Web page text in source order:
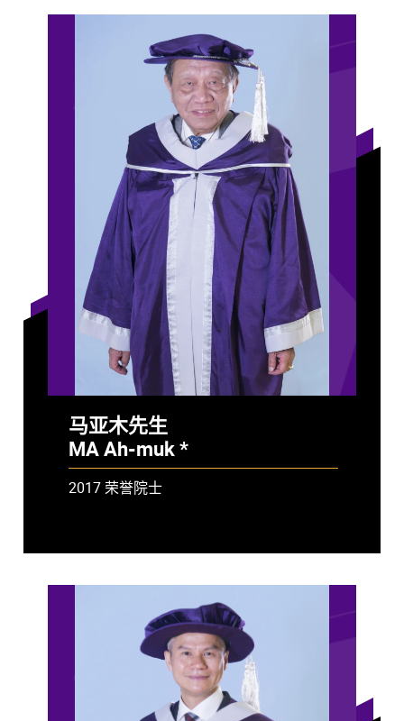
马亚木先生
MA Ah-muk *
- 已故
2017 荣誉院士